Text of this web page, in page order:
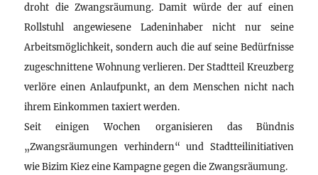
droht die Zwangsräumung. Damit würde der auf einen
Rollstuhl angewiesene Ladeninhaber nicht nur seine
Arbeitsmöglichkeit, sondern auch die auf seine Bedürfnisse
zugeschnittene Wohnung verlieren. Der Stadtteil Kreuzberg
verlöre einen Anlaufpunkt, an dem Menschen nicht nach
ihrem Einkommen taxiert werden.
Seit einigen Wochen organisieren das Bündnis
„Zwangsräumungen verhindern“ und Stadtteilinitiativen
wie Bizim Kiez eine Kampagne gegen die Zwangsräumung.